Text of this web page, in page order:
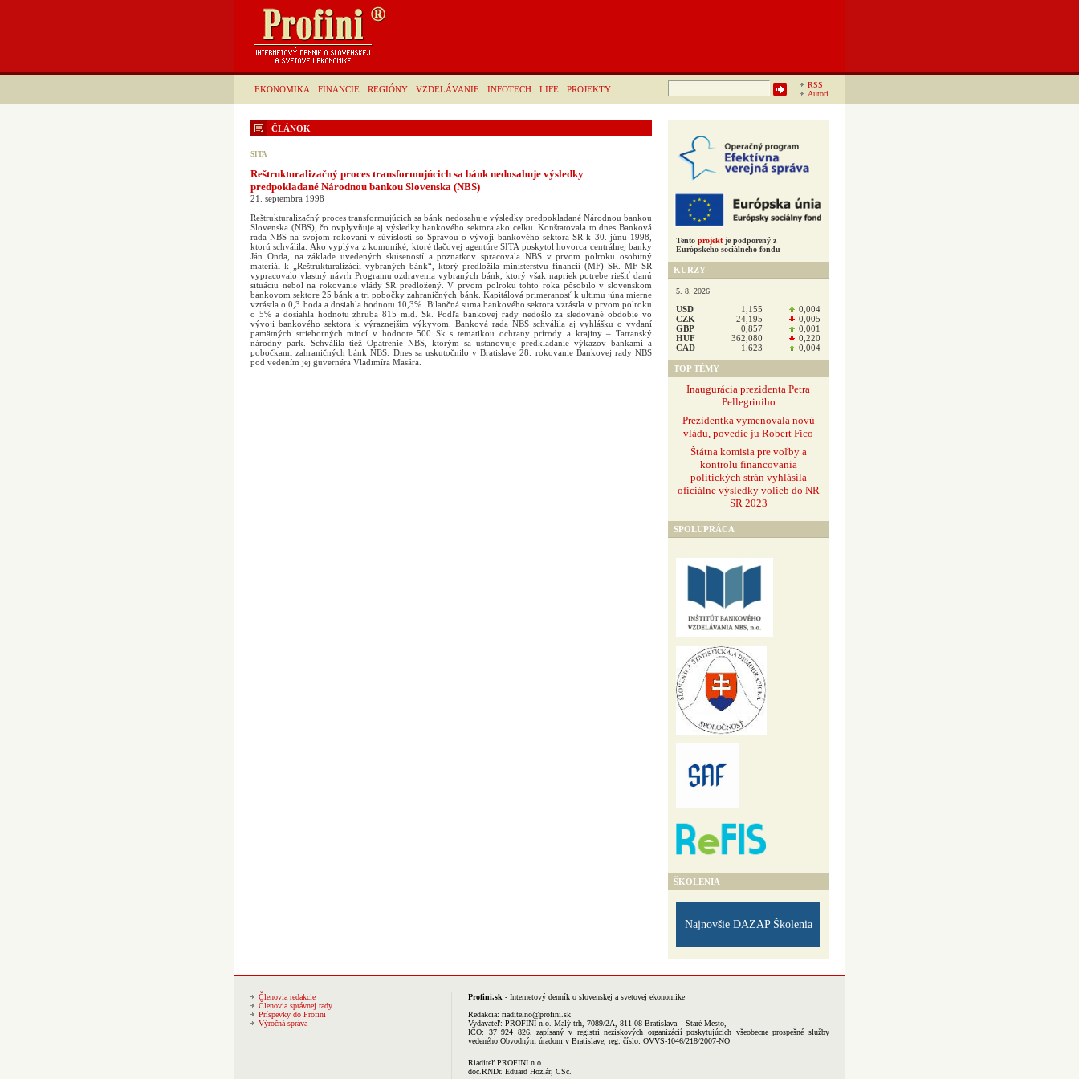
EKONOMIKA FINANCIE REGIÓNY VZDELÁVANIE INFOTECH LIFE PROJEKTY
RSS
Autori
Hľadať:
ČLÁNOK
SITA
Reštrukturalizačný proces transformujúcich sa bánk nedosahuje výsledky
predpokladané Národnou bankou Slovenska (NBS)
21. septembra 1998
Reštrukturalizačný proces transformujúcich sa bánk nedosahuje výsledky predpokladané Národnou bankou
Slovenska (NBS), čo ovplyvňuje aj výsledky bankového sektora ako celku. Konštatovala to dnes Banková
rada NBS na svojom rokovaní v súvislosti so Správou o vývoji bankového sektora SR k 30. júnu 1998,
ktorú schválila. Ako vyplýva z komuniké, ktoré tlačovej agentúre SITA poskytol hovorca centrálnej banky
Ján Onda, na základe uvedených skúseností a poznatkov spracovala NBS v prvom polroku osobitný
materiál k „Reštrukturalizácii vybraných bánk“, ktorý predložila ministerstvu financií (MF) SR. MF SR
vypracovalo vlastný návrh Programu ozdravenia vybraných bánk, ktorý však napriek potrebe riešiť danú
situáciu nebol na rokovanie vlády SR predložený. V prvom polroku tohto roka pôsobilo v slovenskom
bankovom sektore 25 bánk a tri pobočky zahraničných bánk. Kapitálová primeranosť k ultimu júna mierne
vzrástla o 0,3 boda a dosiahla hodnotu 10,3%. Bilančná suma bankového sektora vzrástla v prvom polroku
o 5% a dosiahla hodnotu zhruba 815 mld. Sk. Podľa bankovej rady nedošlo za sledované obdobie vo
vývoji bankového sektora k výraznejším výkyvom. Banková rada NBS schválila aj vyhlášku o vydaní
pamätných strieborných mincí v hodnote 500 Sk s tematikou ochrany prírody a krajiny – Tatranský
národný park. Schválila tiež Opatrenie NBS, ktorým sa ustanovuje predkladanie výkazov bankami a
pobočkami zahraničných bánk NBS. Dnes sa uskutočnilo v Bratislave 28. rokovanie Bankovej rady NBS
pod vedením jej guvernéra Vladimíra Masára.
Tento projekt je podporený z
Európskeho sociálneho fondu
KURZY
5. 8. 2026
USD 1,155
0,004
CZK
24,195
0,005
GBP
0,857
0,001
HUF
362,080
0,220
CAD
1,623 0,004
TOP TÉMY
Inaugurácia prezidenta Petra
Pellegriniho
Prezidentka vymenovala novú
vládu, povedie ju Robert Fico
Štátna komisia pre voľby a
kontrolu financovania
politických strán vyhlásila
oficiálne výsledky volieb do NR
SR 2023
SPOLUPRÁCA
ŠKOLENIA
Najnovšie DAZAP Školenia
Členovia redakcie
Členovia správnej rady
Príspevky do Profini
Výročná správa
Profini.sk - Internetový denník o slovenskej a svetovej ekonomike
Redakcia: riaditelno@profini.sk
Vydavateľ: PROFINI n.o. Malý trh, 7089/2A, 811 08 Bratislava – Staré Mesto,
IČO: 37 924 826, zapísaný v registri neziskových organizácií poskytujúcich všeobecne prospešné služby
vedeného Obvodným úradom v Bratislave, reg. číslo: OVVS-1046/218/2007-NO
Riaditeľ PROFINI n.o.
doc.RNDr. Eduard Hozlár, CSc.